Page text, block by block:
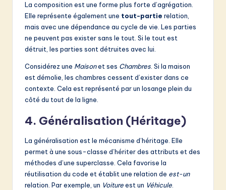
La composition est une forme plus forte d’agrégation.
Elle représente également une tout-partie relation,
mais avec une dépendance au cycle de vie. Les parties
ne peuvent pas exister sans le tout. Si le tout est
détruit, les parties sont détruites avec lui.
Considérez une Maisonet ses Chambres. Si la maison
est démolie, les chambres cessent d’exister dans ce
contexte. Cela est représenté par un losange plein du
côté du tout de la ligne.
4. Généralisation (Héritage)
La généralisation est le mécanisme d’héritage. Elle
permet à une sous-classe d’hériter des attributs et des
méthodes d’une superclasse. Cela favorise la
réutilisation du code et établit une relation de est-un
relation. Par exemple, un Voitureest un Véhicule.